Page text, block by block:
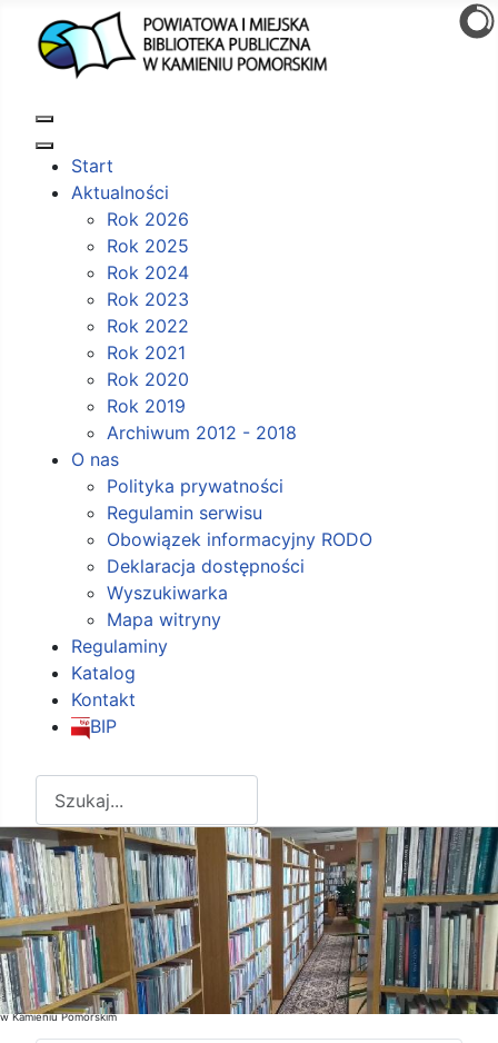
Start
Aktualności
Rok 2026
Rok 2025
Rok 2024
Rok 2023
Rok 2022
Rok 2021
Rok 2020
Rok 2019
Archiwum 2012 - 2018
O nas
Polityka prywatności
Regulamin serwisu
Obowiązek informacyjny RODO
Deklaracja dostępności
Wyszukiwarka
Mapa witryny
Regulaminy
Katalog
Kontakt
BIP
Powiatowa i Miejska Biblioteka Publiczna
w Kamieniu Pomorskim